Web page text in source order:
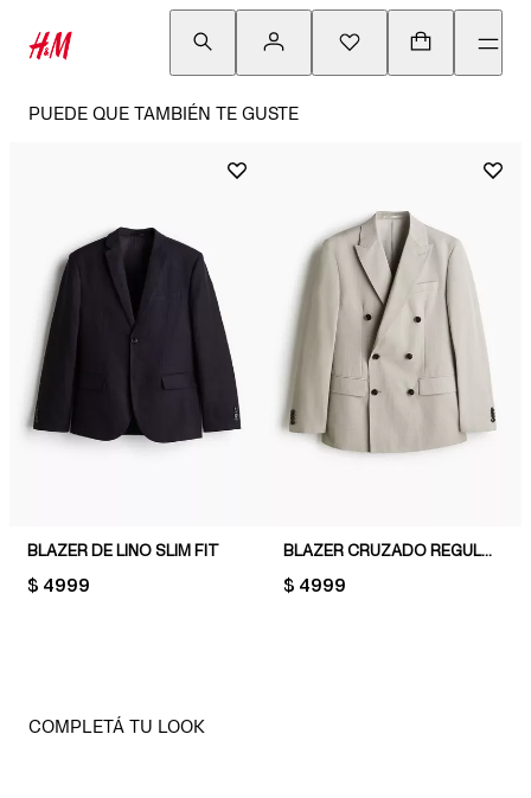
PUEDE QUE TAMBIÉN TE GUSTE
BLAZER DE LINO SLIM FIT
PRICE:
$ 4999
BLAZER CRUZADO REGULAR FIT
PRICE:
$ 4999
COMPLETÁ TU LOOK